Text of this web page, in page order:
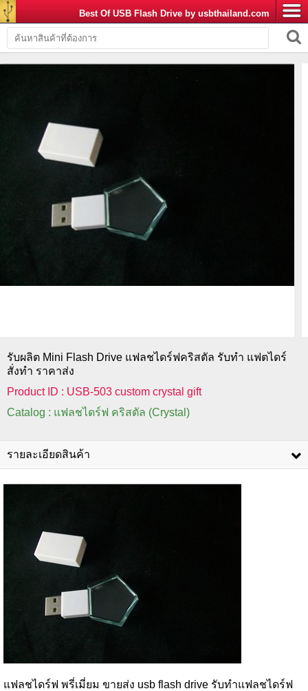
Best Of USB Flash Drive by usbthailand.com
รับผลิต Mini Flash Drive แฟลชไดร์ฟคริสตัล รับทำ แฟตไดร์
สั่งทำ ราคาส่ง
Product ID : USB-503 custom crystal gift
Catalog : แฟลชไดร์ฟ คริสตัล (Crystal)
รายละเอียดสินค้า
แฟลชไดร์ฟ พรี่เมี่ยม ขายส่ง usb flash drive รับทำแฟลชไดร์ฟ